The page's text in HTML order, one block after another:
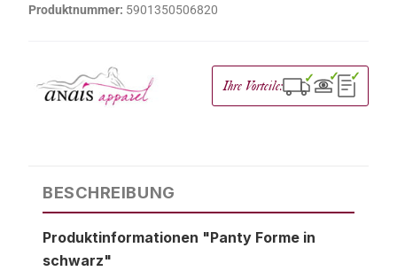
Produktnummer: 5901350506820
Ihre Vorteile: ✓ ✓ ✓
BESCHREIBUNG
Produktinformationen "Panty Forme in
schwarz"